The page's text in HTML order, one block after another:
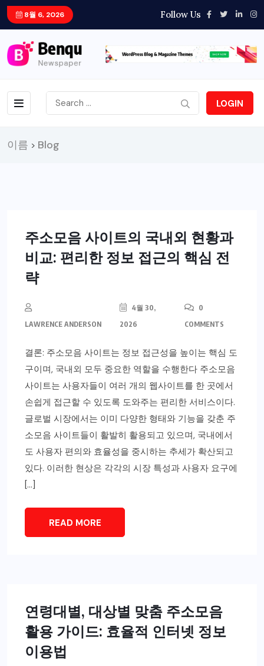
8월 6, 2026 Follow Us
LOGIN
이름 > Blog
주소모음 사이트의 국내외 현황과
비교: 편리한 정보 접근의 핵심 전
략
LAWRENCE ANDERSON
4월 30,
2026
0
COMMENTS
결론: 주소모음 사이트는 정보 접근성을 높이는 핵심 도
구이며, 국내외 모두 중요한 역할을 수행한다 주소모음
사이트는 사용자들이 여러 개의 웹사이트를 한 곳에서
손쉽게 접근할 수 있도록 도와주는 편리한 서비스이다.
글로벌 시장에서는 이미 다양한 형태와 기능을 갖춘 주
소모음 사이트들이 활발히 활용되고 있으며, 국내에서
도 사용자 편의와 효율성을 중시하는 추세가 확산되고
있다. 이러한 현상은 각각의 시장 특성과 사용자 요구에
[…]
READ MORE
연령대별, 대상별 맞춤 주소모음
활용 가이드: 효율적 인터넷 정보
이용법